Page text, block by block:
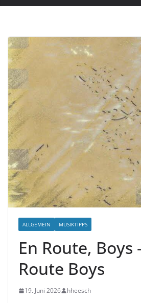
ALLGEMEIN MUSIKTIPPS
En Route, Boys
Route Boys
19. Juni 2026 hheesch